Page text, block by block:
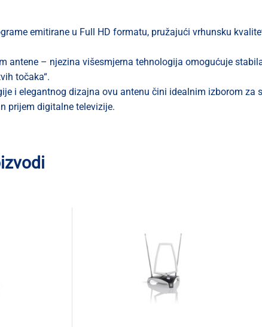
emitirane u Full HD formatu, pružajući vrhunsku
antene – njezina višesmjerna tehnologija omogućuje
točaka“.
i elegantnog dizajna ovu antenu čini idealnim izborom za
prijem digitalne televizije.